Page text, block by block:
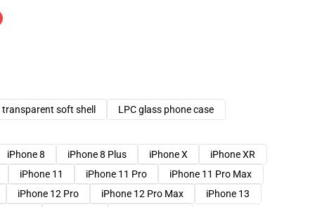
transparent soft shell
LPC glass phone case
iPhone 8 iPhone 8 Plus iPhone X
iPhone XR
iPhone 11 iPhone 11 Pro
iPhone 11 Pro Max
iPhone 12 Pro iPhone 12 Pro Max
iPhone 13